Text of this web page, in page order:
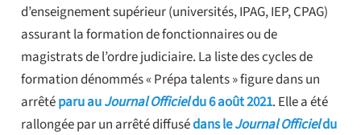
d’enseignement supérieur (universités, IPAG, IEP, CPAG)
assurant la formation de fonctionnaires ou de
magistrats de l’ordre judiciaire. La liste des cycles de
formation dénommés « Prépa talents » figure dans un
arrêtéparu auJournal Officieldu 6 août 2021. Elle a été
rallongée par un arrêté diffusédans leJournal Officieldu